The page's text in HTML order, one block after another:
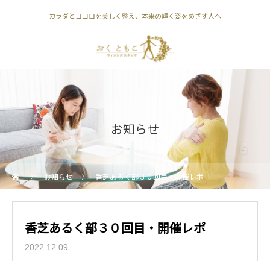
カラダとココロを美しく整え、本来の輝く姿をめざす人へ
お知らせ
お知らせ 香芝あるく部３０回目・開催レポ
香芝あるく部３０回目・開催レポ
2022.12.09